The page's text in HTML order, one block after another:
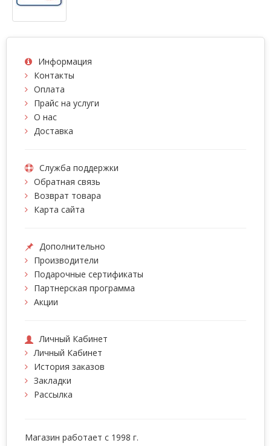
Информация
Контакты
Оплата
Прайс на услуги
О нас
Доставка
Служба поддержки
Обратная связь
Возврат товара
Карта сайта
Дополнительно
Производители
Подарочные сертификаты
Партнерская программа
Акции
Личный Кабинет
Личный Кабинет
История заказов
Закладки
Рассылка
Магазин работает с 1998 г.